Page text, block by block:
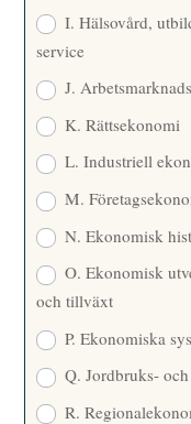
I. Hälsovård,
service
J.
K. Rättsekonomi
L. Industriell
M.
N. Ekonomisk
O. Ekonomisk
och tillväxt
P. Ekonomiska
Q. Jordbruks-
R.